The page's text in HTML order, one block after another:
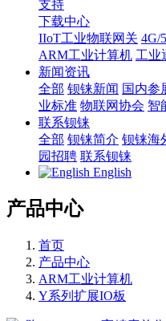
支持
下载中心
IIoT工业物联网关 4G/
ARM工业计算机 工业
新闻资讯
全部 钡铼新闻 国内参
业标准 物联网协会 智
联系钡铼
全部 钡铼简介 钡铼海
园招聘 联系钡铼
English
产品中心
首页
产品中心
ARM工业计算机
Y系列扩展IO板